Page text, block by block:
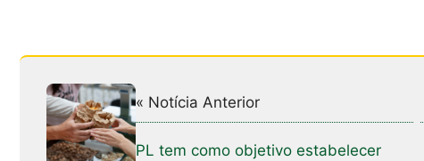
« Notícia Anterior
PL tem como objetivo estabelecer